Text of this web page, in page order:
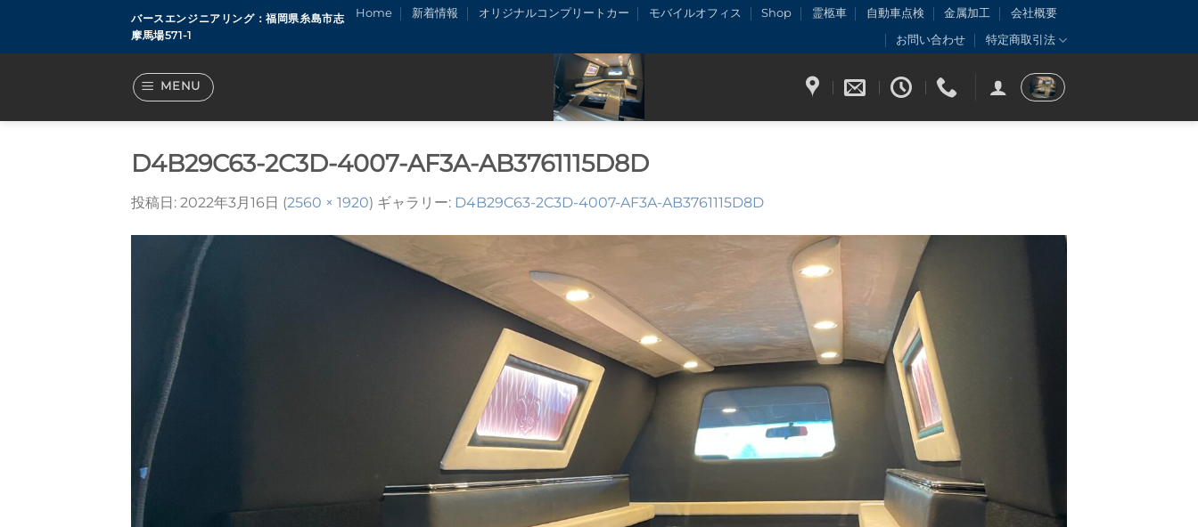
content
バースエンジニアリング：福岡県糸島市志
摩馬場571-1
Home 新着情報 オリジナルコンプリートカー モバイルオフィス Shop 霊柩車 自動車点検 金属加工
会社概要
お問い合わせ
特定商取引法
MENU
D4B29C63-2C3D-4007-AF3A-AB3761115D8D
投稿日: 2022年3月16日 (2560 × 1920) ギャラリー: D4B29C63-2C3D-4007-AF3A-AB3761115D8D